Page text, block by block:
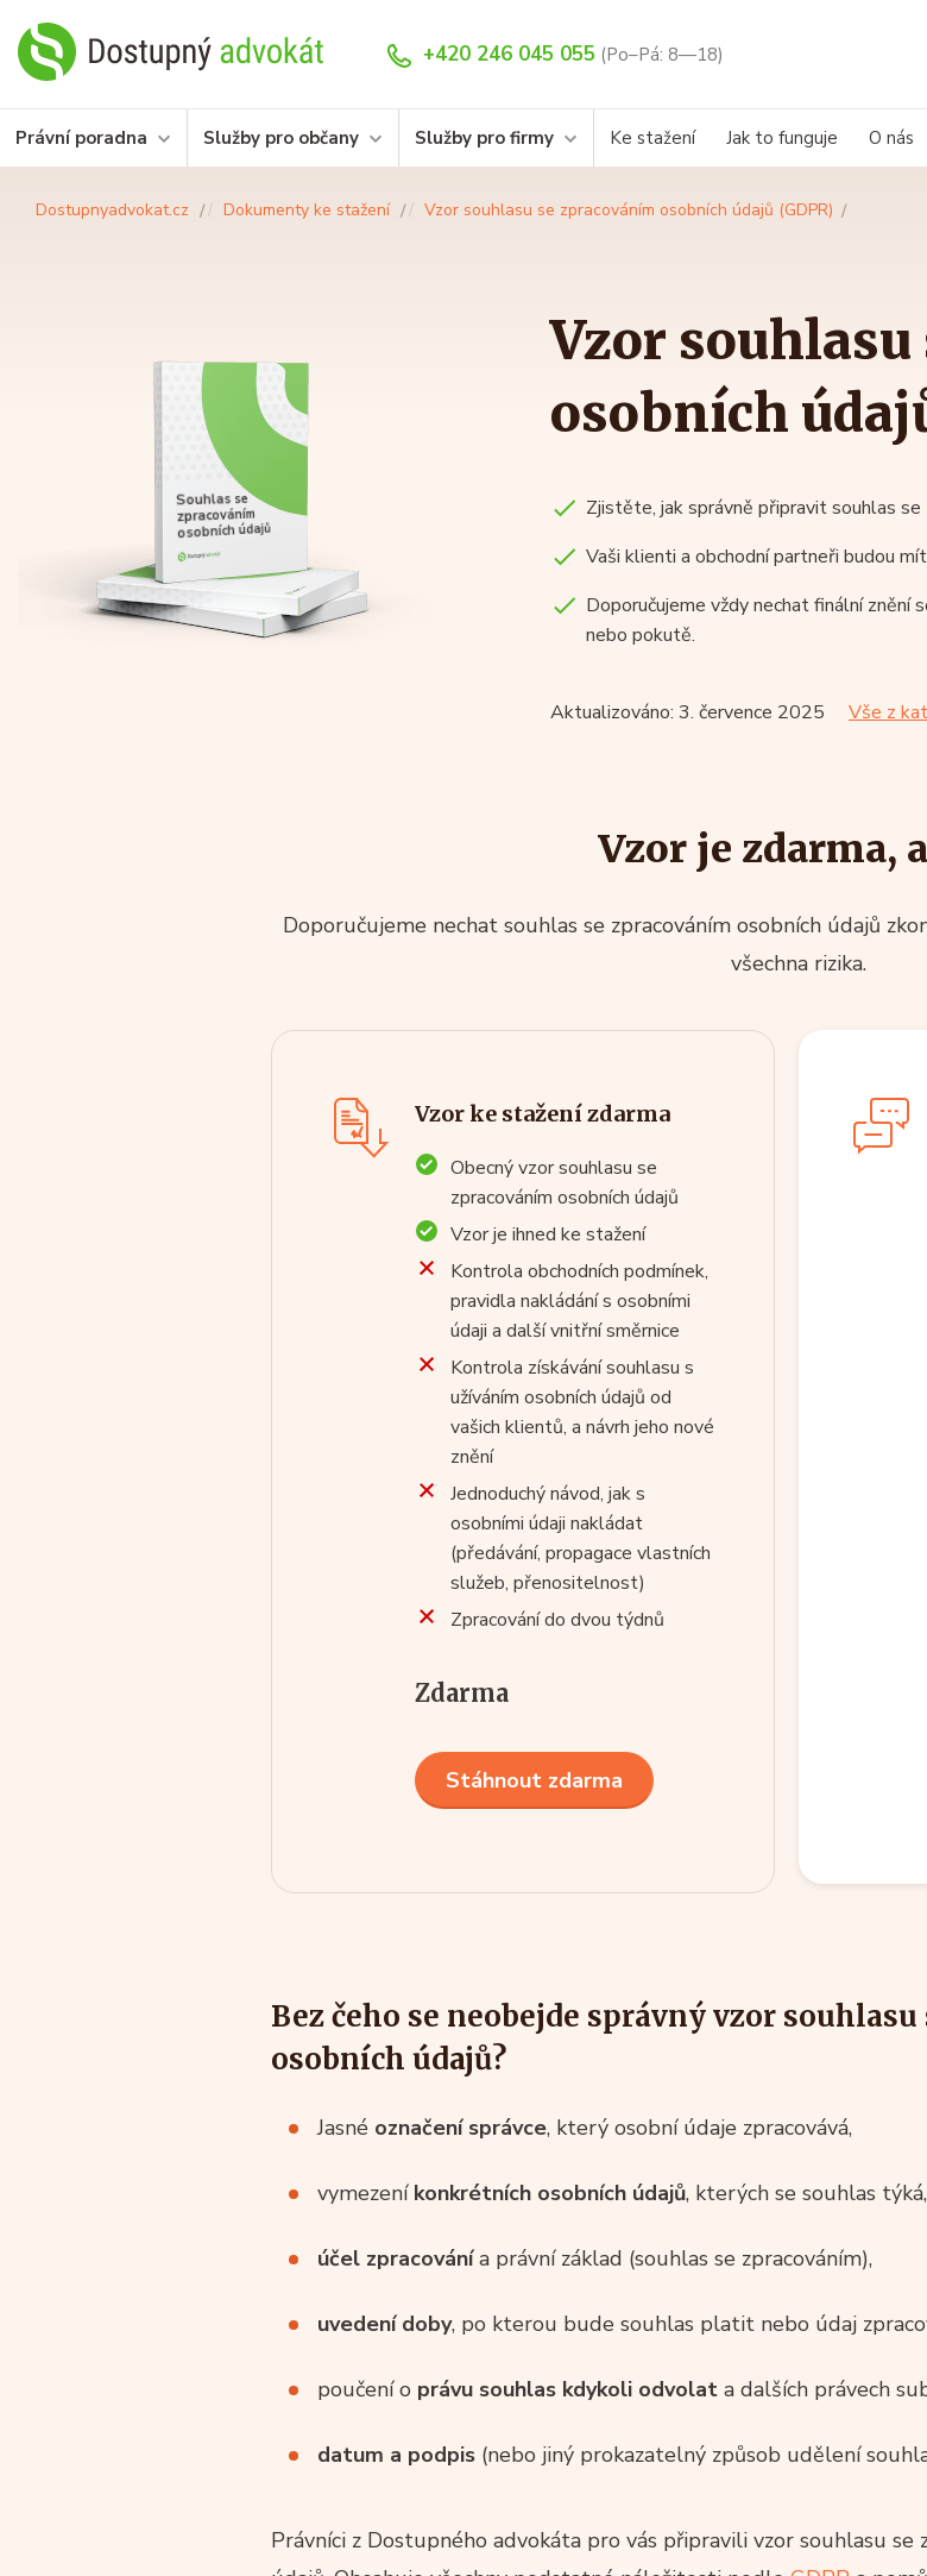
+420 246 045 055 (Po–Pá: 8—18)
Právní poradna Služby pro občany Služby pro firmy Ke stažení Jak to funguje O nás
Dostupnyadvokat.cz Dokumenty ke stažení Vzor souhlasu se zpracováním osobních údajů (GDPR)
Vzor
osobních
Zjistěte, jak správně připravit souhlas se
Vaši klienti a obchodní partneři budou
Doporučujeme vždy nechat finální
nebo pokutě.
Aktualizováno: 3. července 2025 Vše z
Souhlas se
zpracováním
osobních údajů
Vzor je zdarma,
Doporučujeme nechat souhlas se zpracováním osobních údajů
všechna rizika.
Vzor ke stažení zdarma
Obecný vzor souhlasu se
zpracováním osobních údajů
Vzor je ihned ke stažení
Kontrola obchodních podmínek,
pravidla nakládání s osobními
údaji a další vnitřní směrnice
Kontrola získávání souhlasu s
užíváním osobních údajů od
vašich klientů, a návrh jeho nové
znění
Jednoduchý návod, jak s
osobními údaji nakládat
(předávání, propagace vlastních
služeb, přenositelnost)
Zpracování do dvou týdnů
Zdarma
Stáhnout zdarma
Bez čeho se neobejde správný vzor
osobních údajů?
Jasné označení správce, který osobní údaje zpracovává,
vymezení konkrétních osobních údajů, kterých se souhlas týká,
účel zpracovánía právní základ (souhlas se zpracováním),
uvedení doby, po kterou bude souhlas platit nebo údaj
poučení o právu souhlas kdykoli odvolat a dalších právech
datum a podpis (nebo jiný prokazatelný způsob udělení
Právníci z Dostupného advokáta pro vás připravili vzor souhlasu se